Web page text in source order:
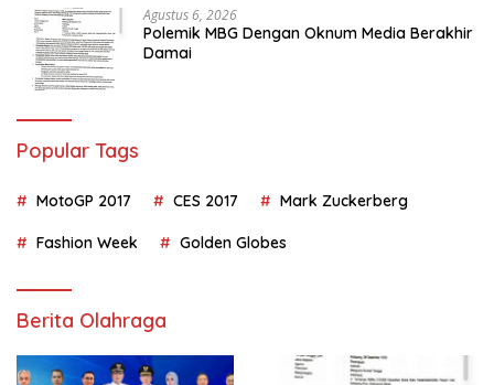
Agustus 6, 2026
Polemik MBG Dengan Oknum Media Berakhir
Damai
Popular Tags
MotoGP 2017 CES 2017 Mark Zuckerberg
Fashion Week Golden Globes
Berita Olahraga